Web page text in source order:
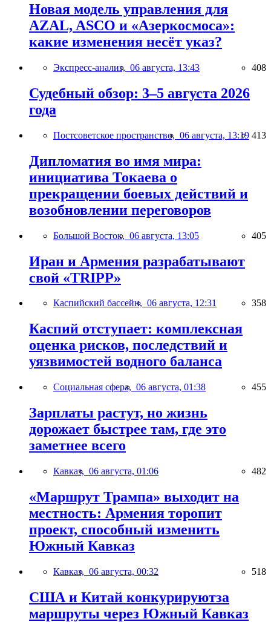
Новая модель управления для
AZAL, ASCO и «Азеркосмоса»:
какие изменения несёт указ?
Экспресс-анализ, 06 августа, 13:43 408
Судебный обзор: 3–5 августа 2026
года
Постсоветское пространство, 06 августа, 13:19 413
Дипломатия во имя мира:
инициатива Токаева о
прекращении боевых действий и
возобновлении переговоров
Большой Восток, 06 августа, 13:05 405
Иран и Армения разрабатывают
свой «TRIPP»
Каспийский бассейн, 06 августа, 12:31 358
Каспий отступает: комплексная
оценка рисков, последствий и
уязвимостей водного баланса
Социальная сфера, 06 августа, 01:38 455
Зарплаты растут, но жизнь
дорожает быстрее там, где это
заметнее всего
Кавказ, 06 августа, 01:06 482
«Маршрут Трампа» выходит на
местность: Армения торопит
проект, способный изменить
Южный Кавказ
Кавказ, 06 августа, 00:32 518
США и Китай конкурируютза
маршруты через Южный Кавказ